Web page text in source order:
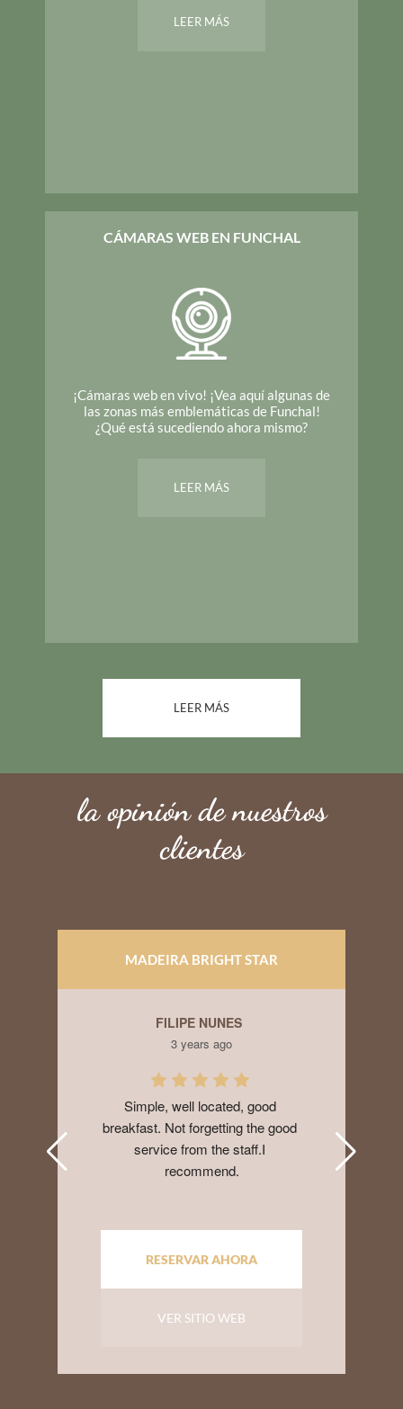
LEER MÁS
CÁMARAS WEB EN FUNCHAL
¡Cámaras web en vivo! ¡Vea aquí algunas de
las zonas más emblemáticas de Funchal!
¿Qué está sucediendo ahora mismo?
LEER MÁS
LEER MÁS
la opinión de nuestros
clientes
APARTAMENTOS MONUMENTAL PLAZA
HUY NGUYEN
3 years ago
I booked here at the last minute
when my Airbnb cancelled on me.
Very nice and convenient place
with AC, parking lot for 5 euros a
ocean, souvenir shops. The
receptionist was extremely nice.
is super tight to get it
RESERVAR AHORA
VER SITIO WEB